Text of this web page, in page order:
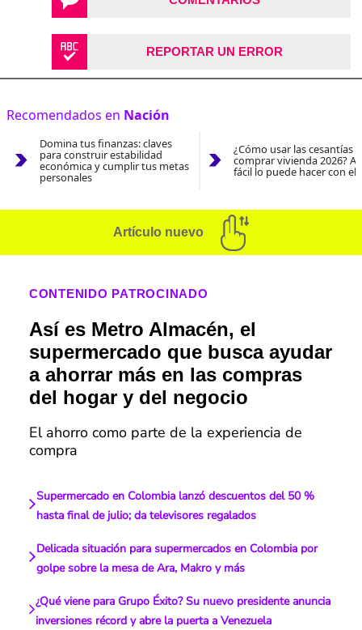
REPORTAR UN ERROR
Recomendados en Nación
Domina tus finanzas: claves
para construir estabilidad
económica y cumplir tus metas
personales
¿Cómo usar las cesantías
comprar vivienda 2026?
fácil lo puede hacer con el
Artículo nuevo
CONTENIDO PATROCINADO
Así es Metro Almacén, el
supermercado que busca ayudar
a ahorrar más en las compras
del hogar y del negocio
El ahorro como parte de la experiencia de
compra
Supermercado en Colombia lanzó descuentos del 50 %
hasta final de julio; da televisores regalados
Delicada situación para supermercados en Colombia por
golpe sobre la mesa de Ara, Makro y más
¿Qué viene para Grupo Éxito? Su nuevo presidente anuncia
inversiones récord y abre la puerta a Venezuela